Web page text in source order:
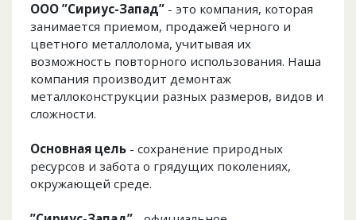
ООО ”Сириус-Запад” - это компания, которая
занимается приемом, продажей черного и
цветного металлолома, учитывая их
возможность повторного использования. Наша
компания производит демонтаж
металлоконструкции разных размеров, видов и
сложности.
Основная цель - сохранение природных
ресурсов и забота о грядущих поколениях,
окружающей среде.